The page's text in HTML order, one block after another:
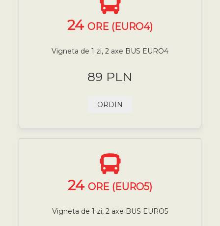
24 ORE (EURO4)
Vigneta de 1 zi, 2 axe BUS EURO4
89 PLN
ORDIN
24 ORE (EURO5)
Vigneta de 1 zi, 2 axe BUS EURO5